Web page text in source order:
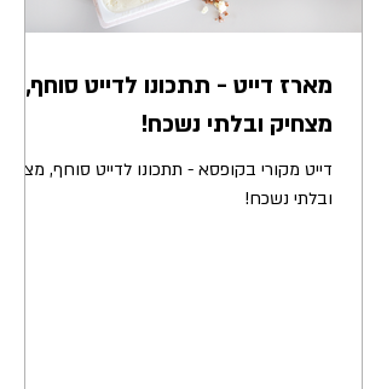
מארז דייט - תתכונו לדייט סוחף,
מצחיק ובלתי נשכח!
דייט מקורי בקופסא - תתכונו לדייט סוחף,
ובלתי נשכח!